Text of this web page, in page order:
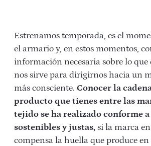
Estrenamos temporada, es el
el armario y, en estos momentos,
información necesaria sobre lo
nos sirve para dirigirnos hacia un
más consciente. Conocer la
producto que tienes entre las
tejido se ha realizado conforme
sostenibles y justas, si la marca
compensa la huella que produce